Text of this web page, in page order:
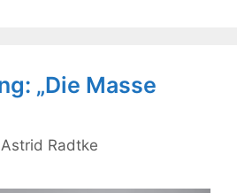
„Die Masse
Astrid Radtke